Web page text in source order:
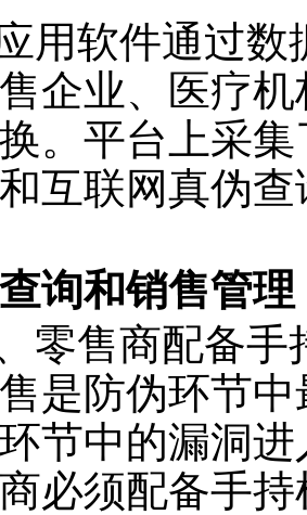
用软件通过
企业、医疗
。平台上采
互联网真伪查
询和销售管理
零售商配备手
是防伪环节
节中的漏洞
必须配备手